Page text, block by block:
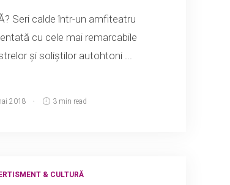
Seri calde într-un amfiteatru
cu cele mai remarcabile
și soliștilor autohtoni ...
2018 3 min read
& CULTURĂ